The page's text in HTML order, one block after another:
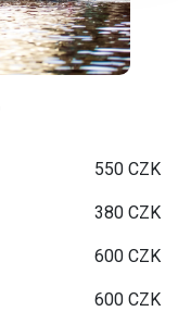
550 CZK
380 CZK
600 CZK
600 CZK